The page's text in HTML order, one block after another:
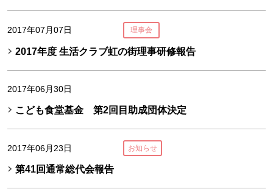
2017年07月07日 理事会
2017年度 生活クラブ虹の街理事研修報告
2017年06月30日
こども食堂基金 第2回目助成団体決定
2017年06月23日 お知らせ
第41回通常総代会報告